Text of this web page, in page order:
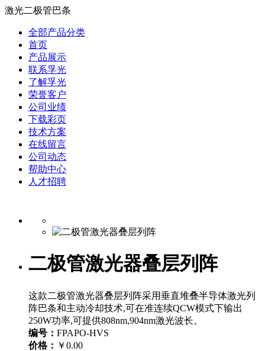
激光二极管巴条
全部产品分类
首页
产品展示
联系孚光
了解孚光
荣誉客户
公司业绩
下载彩页
技术方案
在线留言
公司动态
帮助中心
人才招聘
二极管激光器叠层列阵
这款二极管激光器叠层列阵采用垂直堆叠半导体激光列
阵巴条和主动冷却技术,可在准连续QCW模式下输出
250W功率,可提供808nm,904nm激光波长。
编号： FPAPO-HVS
价格： ￥0.00